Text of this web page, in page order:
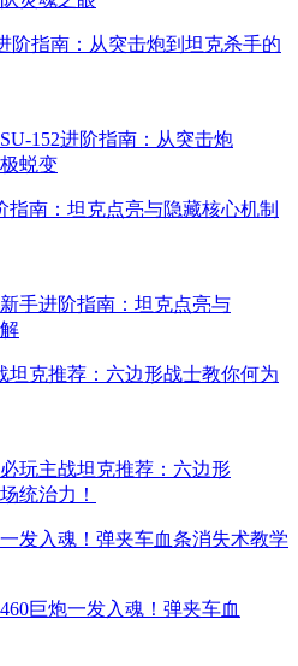
阶指南：从突击炮到坦克杀手的
指南：坦克点亮与隐藏核心机制
坦克推荐：六边形战士教你何为
一发入魂！弹夹车血条消失术教学